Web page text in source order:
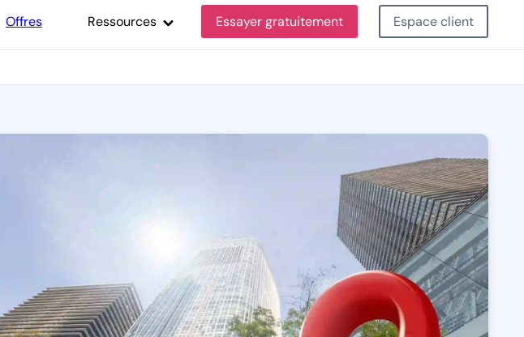
Offres Ressources Essayer gratuitement Espace client